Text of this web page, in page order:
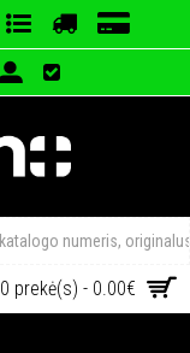
0 prekė(s) - 0.00€